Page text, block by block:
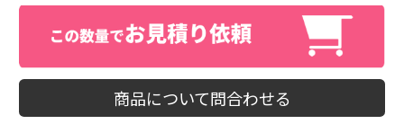
商品について問合わせる